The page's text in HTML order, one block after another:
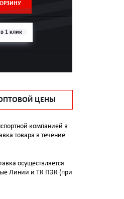
1 клик
ЦЕНЫ
компанией в
товара в течение
осуществляется
Линии и ТК ПЭК (при